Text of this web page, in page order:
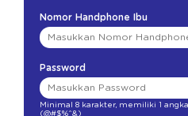
Nomor Handphone Ibu
Password
Minimal 8 karakter, memiliki 1
(@#$%^&)